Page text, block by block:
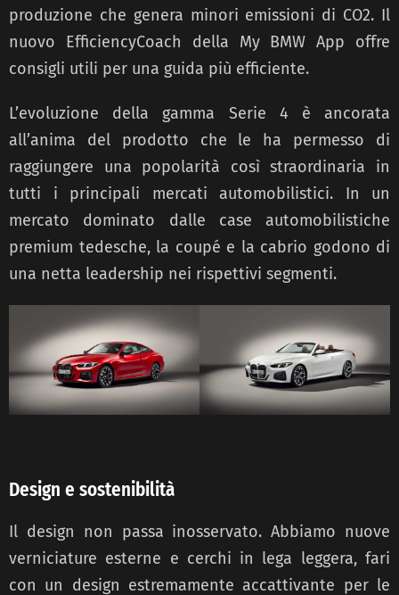
produzione che genera minori emissioni di CO2. Il
nuovo EfficiencyCoach della My BMW App offre
consigli utili per una guida più efficiente.
L’evoluzione della gamma Serie 4 è ancorata
all’anima del prodotto che le ha permesso di
raggiungere una popolarità così straordinaria in
tutti i principali mercati automobilistici. In un
mercato dominato dalle case automobilistiche
premium tedesche, la coupé e la cabrio godono di
una netta leadership nei rispettivi segmenti.
Design e sostenibilità
Il design non passa inosservato. Abbiamo nuove
verniciature esterne e cerchi in lega leggera, fari
con un design estremamente accattivante per le